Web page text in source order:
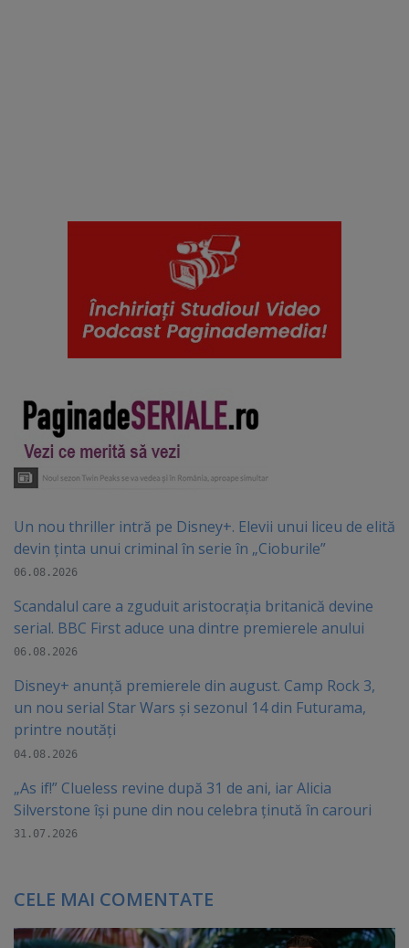
Un nou thriller intră pe Disney+. Elevii unui liceu de elită
devin ținta unui criminal în serie în „Cioburile”
06.08.2026
Scandalul care a zguduit aristocrația britanică devine
serial. BBC First aduce una dintre premierele anului
06.08.2026
Disney+ anunță premierele din august. Camp Rock 3,
un nou serial Star Wars și sezonul 14 din Futurama,
printre noutăți
04.08.2026
„As if!” Clueless revine după 31 de ani, iar Alicia
Silverstone își pune din nou celebra ținută în carouri
31.07.2026
CELE MAI COMENTATE